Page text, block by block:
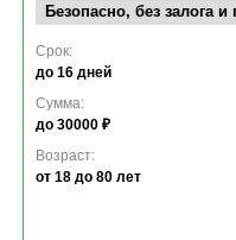
Безопасно, без залога и
Срок:
до 16 дней
Сумма:
до 30000 ₽
Возраст:
от 18 до 80 лет